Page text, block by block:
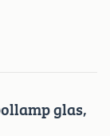
glas,